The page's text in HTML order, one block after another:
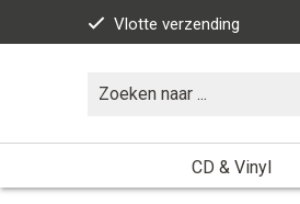
Vlotte verzending
CD & Vinyl